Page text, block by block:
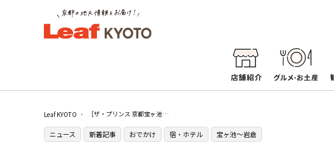
Leaf KYOTO ［ザ・プリンス 京都宝ヶ池］でヴィーガンメニューが体験できる！期間限定の宿泊プランが登場
ニュース 新着記事 おでかけ 宿・ホテル 宝ヶ池〜岩倉